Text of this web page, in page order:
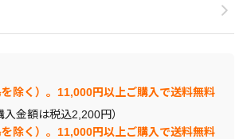
除く）。11,000円以上ご購入で送料無料
入金額は税込2,200円）
除く）。11,000円以上ご購入で送料無料